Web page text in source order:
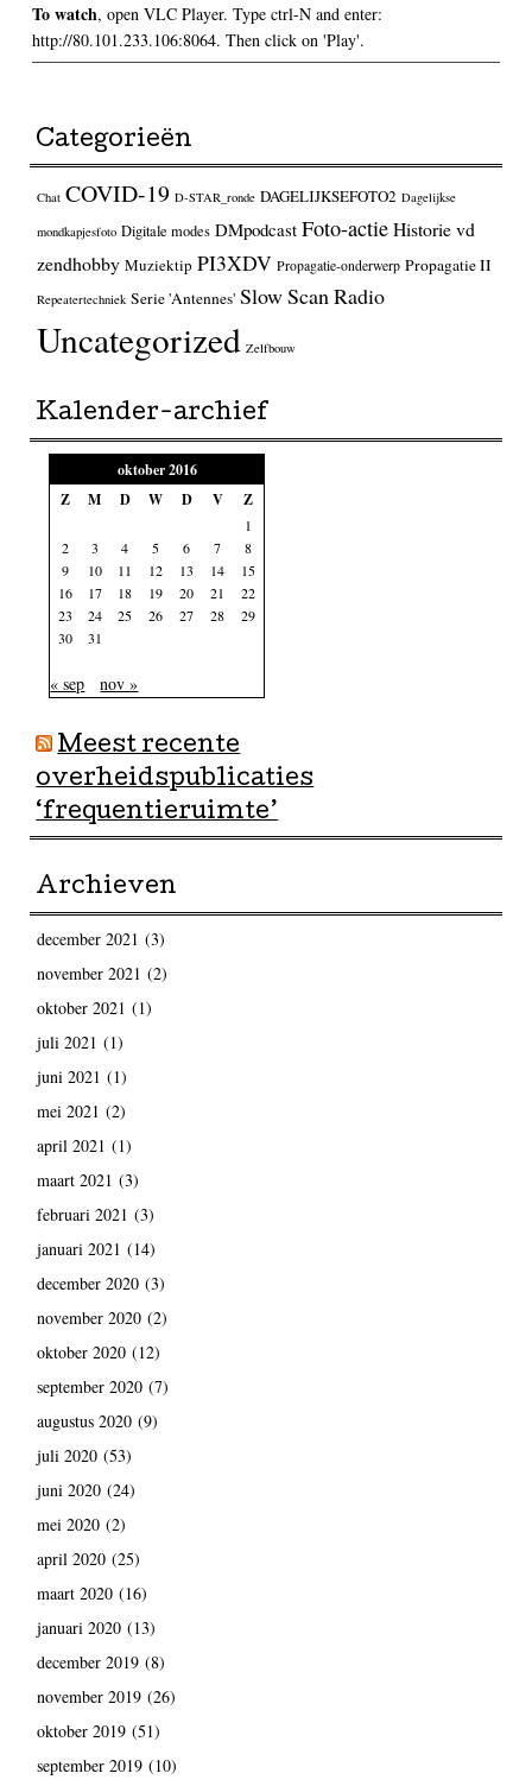
To watch, open VLC Player. Type ctrl-N and enter:
http://80.101.233.106:8064. Then click on 'Play'.
Categorieën
Chat COVID-19 D-STAR_ronde DAGELIJKSEFOTO2 Dagelijkse
mondkapjesfoto Digitale modes DMpodcast Foto-actieHistorie vd
zendhobby Muziektip PI3XDV Propagatie-onderwerp Propagatie II
Repeatertechniek Serie 'Antennes' Slow Scan Radio
Uncategorized Zelfbouw
Kalender-archief
oktober 2016
Z
M D W D V Z
1
2
3 4 5 6 7
8
9
10 11 12 13 14
15
16
17 18 19 20 21
22
23
24 25 26 27 28
29
30
31
« sep nov »
Meest recente
overheidspublicaties
‘frequentieruimte’
Archieven
december 2021 (3)
november 2021 (2)
oktober 2021 (1)
juli 2021 (1)
juni 2021 (1)
mei 2021 (2)
april 2021 (1)
maart 2021 (3)
februari 2021 (3)
januari 2021 (14)
december 2020(3)
november 2020(2)
oktober 2020(12)
september 2020(7)
augustus 2020(9)
juli 2020(53)
juni 2020(24)
mei 2020(2)
april 2020(25)
maart 2020(16)
januari 2020(13)
december 2019(8)
november 2019(26)
oktober 2019(51)
september 2019(10)